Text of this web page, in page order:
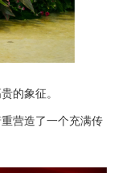
的象征。
营造了一个充满传